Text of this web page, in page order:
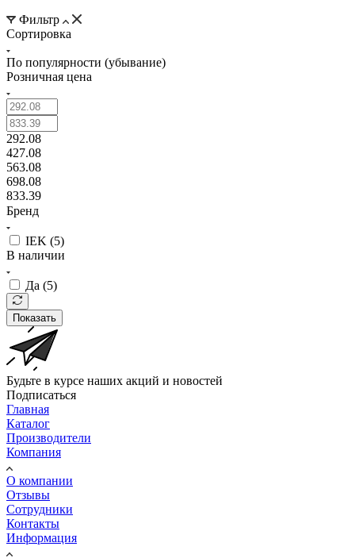
Фильтр
Сортировка
По популярности (убывание)
Розничная цена
292.08
427.08
563.08
698.08
833.39
Бренд
IEK (5)
В наличии
Да (5)
Показать
Будьте в курсе наших акций и новостей
Подписаться
Главная
Каталог
Производители
Компания
О компании
Отзывы
Сотрудники
Контакты
Информация